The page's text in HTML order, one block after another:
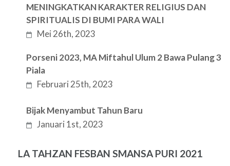
MENINGKATKAN KARAKTER RELIGIUS DAN
SPIRITUALIS DI BUMI PARA WALI
Mei 26th, 2023
Porseni 2023, MA Miftahul Ulum 2 Bawa Pulang 3
Piala
Februari 25th, 2023
Bijak Menyambut Tahun Baru
Januari 1st, 2023
LA TAHZAN FESBAN SMANSA PURI 2021